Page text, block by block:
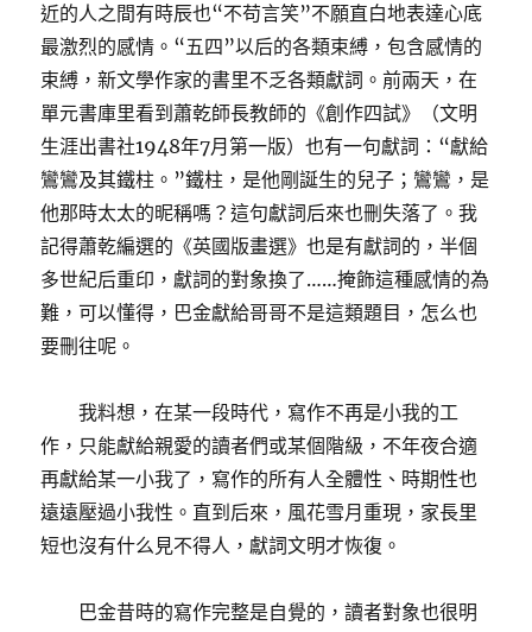
近的人之間有時辰也“不苟言笑”不願直白地表達心底
最激烈的感情。“五四”以后的各類束縛，包含感情的
束縛，新文學作家的書里不乏各類獻詞。前兩天，在
單元書庫里看到蕭乾師長教師的《創作四試》（文明
生涯出書社1948年7月第一版）也有一句獻詞：“獻給
鸞鸞及其鐵柱。”鐵柱，是他剛誕生的兒子；鸞鸞，是
他那時太太的昵稱嗎？這句獻詞后來也刪失落了。我
記得蕭乾編選的《英國版畫選》也是有獻詞的，半個
多世紀后重印，獻詞的對象換了……掩飾這種感情的為
難，可以懂得，巴金獻給哥哥不是這類題目，怎么也
要刪往呢。
我料想，在某一段時代，寫作不再是小我的工
作，只能獻給親愛的讀者們或某個階級，不年夜合適
再獻給某一小我了，寫作的所有人全體性、時期性也
遠遠壓過小我性。直到后來，風花雪月重現，家長里
短也沒有什么見不得人，獻詞文明才恢復。
巴金昔時的寫作完整是自覺的，讀者對象也很明